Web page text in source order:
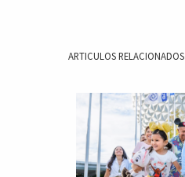
ARTICULOS RELACIONADOS